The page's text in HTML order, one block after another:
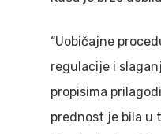
“Uobičajne
regulacije i
propisima
prednost je bila u